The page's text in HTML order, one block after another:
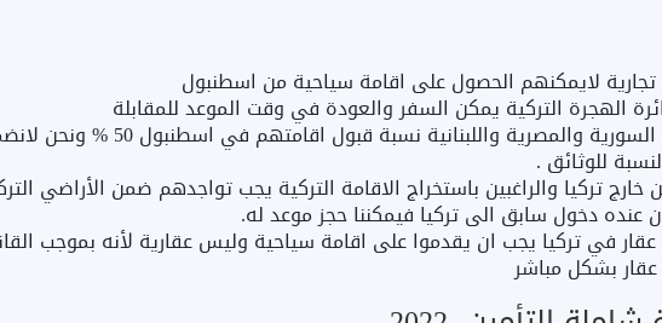
تجارية لايمكنهم الحصول على اقامة سياحية من اسطنبول
الهجرة التركية يمكن السفر والعودة في وقت الموعد للمقابلة
الفلسطينيين حاملي الوثائق السورية والمصرية واللبنانية نسبة قبول اقامتهم في
للوثائق .
تركيا والراغبين باستخراج الاقامة التركية يجب تواجدهم ضمن الأراضي
عنده دخول سابق الى تركيا فيمكننا حجز موعد له.
عقار في تركيا يجب ان يقدموا على اقامة سياحية وليس عقارية لأنه بموجب
بشكل مباشر